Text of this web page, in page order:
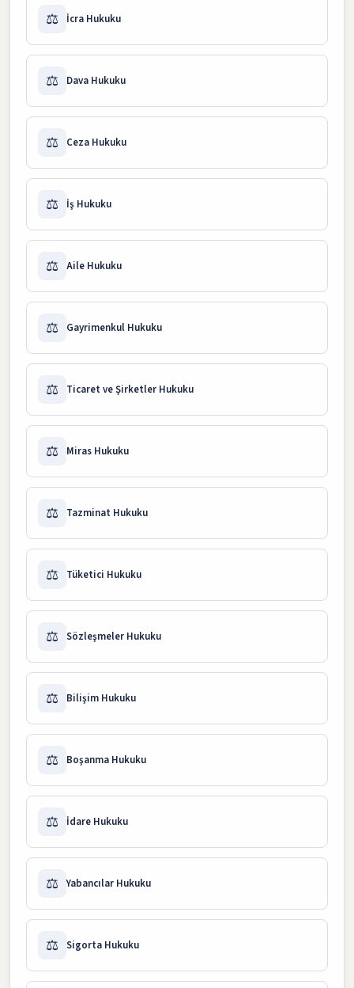
⚖️ İcra Hukuku
⚖️ Dava Hukuku
⚖️ Ceza Hukuku
⚖️ İş Hukuku
⚖️ Aile Hukuku
⚖️ Gayrimenkul Hukuku
⚖️ Ticaret ve Şirketler Hukuku
⚖️ Miras Hukuku
⚖️ Tazminat Hukuku
⚖️ Tüketici Hukuku
⚖️ Sözleşmeler Hukuku
⚖️ Bilişim Hukuku
⚖️ Boşanma Hukuku
⚖️ İdare Hukuku
⚖️ Yabancılar Hukuku
⚖️ Sigorta Hukuku